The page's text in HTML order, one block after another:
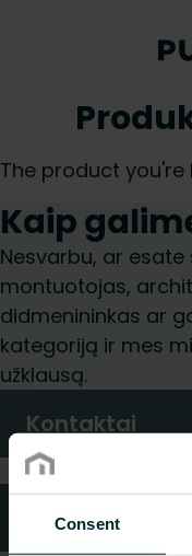
Consent
The product
Kaip
Nesvarbu, ar
montuotojas,
didmenininkas ar
kategoriją ir mes
užklausą.
Kontaktai
DUK